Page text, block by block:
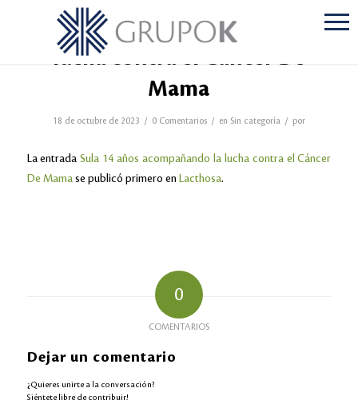
Sula 14 años acompañando la
lucha contra el Cáncer De
Mama
18 de octubre de 2023 / 0 Comentarios / en Sin categoría / por
La entradaSula 14 años acompañando la lucha contra el Cáncer
De Mama se publicó primero en Lacthosa.
0
COMENTARIOS
Dejar un comentario
¿Quieres unirte a la conversación?
Siéntete libre de contribuir!